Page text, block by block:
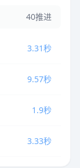
40推进
3.31秒
9.57秒
1.9秒
3.33秒